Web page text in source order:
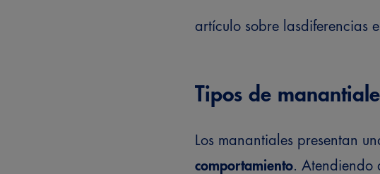
artículo sobre lasdiferencias
Tipos de
Los manantiales presentan
comportamiento. Atendiendo